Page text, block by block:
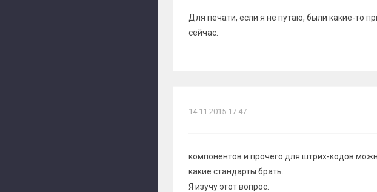
Для печати, если я не путаю, были какие-то
сейчас.
14.11.2015 17:47
компонентов и прочего для штрих-кодов
какие стандарты брать.
Я изучу этот вопрос.